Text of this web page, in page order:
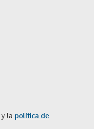
y la política de